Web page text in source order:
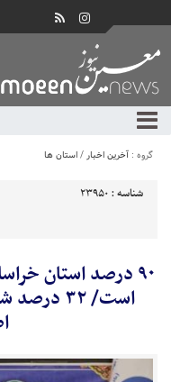
گروه : آخرین اخبار/استان ها
شناسه : 23950
۹۰ درصد استان
است/ ۳۲